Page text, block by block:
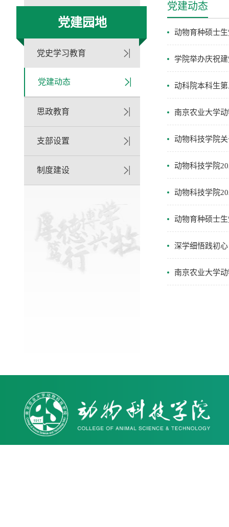
党建园地
党史学习教育
党建动态
思政教育
支部设置
制度建设
党建动态
动物育种硕士
学院举办庆祝
动科院本科生
南京农业大学
动物科技学院
动物科技学院
动物科技学院
动物育种硕士
深学细悟践初
南京农业大学